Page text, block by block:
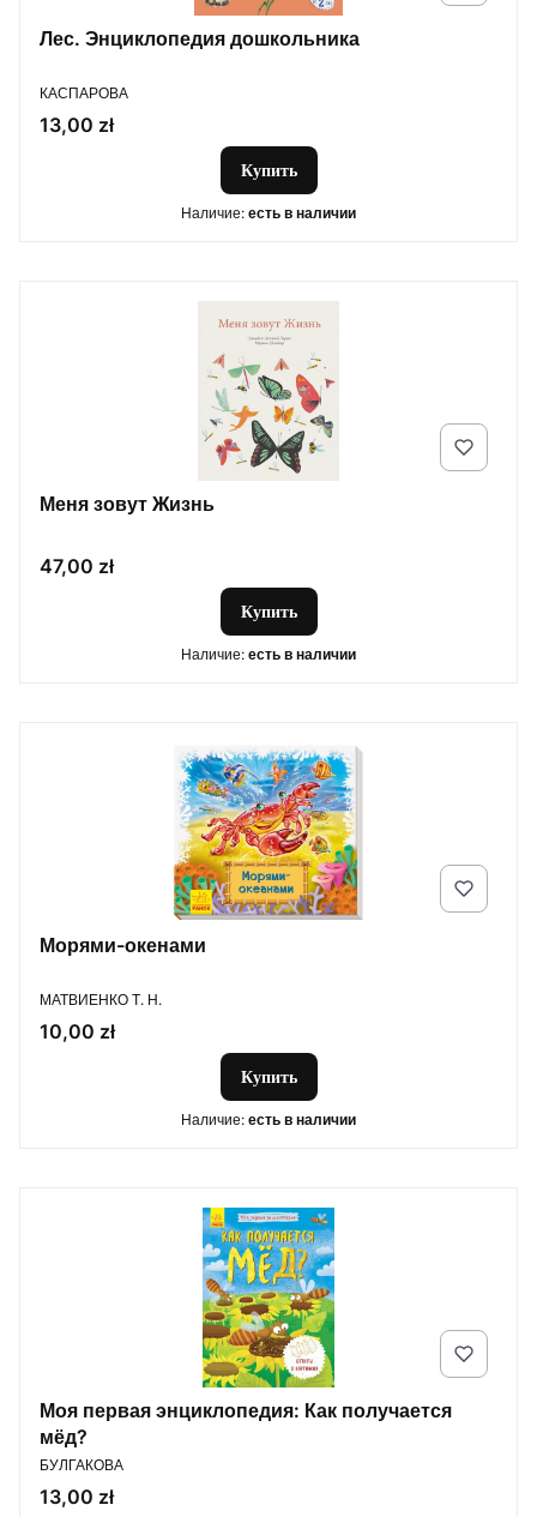
Лес. Энциклопедия дошкольника
ПРОИЗВОДИТЕЛЬ
КАСПАРОВА
Цена
13,00 zł
Купить
Наличие: есть в наличии
Меня зовут Жизнь
Цена
47,00 zł
Купить
Наличие: есть в наличии
Морями-окенами
ПРОИЗВОДИТЕЛЬ
МАТВИЕНКО Т. Н.
Цена
10,00 zł
Купить
Наличие: есть в наличии
Моя первая энциклопедия: Как получается
мёд?
ПРОИЗВОДИТЕЛЬ
БУЛГАКОВА
Цена
13,00 zł